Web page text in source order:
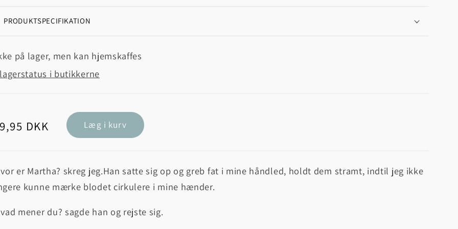
PRODUKTSPECIFIKATION
på lager, men kan hjemskaffes
i butikkerne
DKK Læg i kurv
er Martha? skreg jeg.Han satte sig op og greb fat i mine håndled, holdt dem stramt, indtil jeg ikke
kunne mærke blodet cirkulere i mine hænder.
mener du? sagde han og rejste sig.